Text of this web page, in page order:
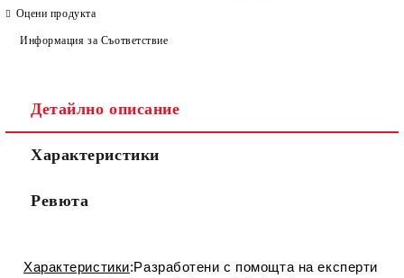
Съгласен съм сПолитиката за лични данни
Ние ще се свържем с вас в рамките на работния ден.
Оцени продукта
Информация за Съответствие
Детайлно описание
Характеристики
Ревюта
Характеристики:Разработени с помощта на експерти